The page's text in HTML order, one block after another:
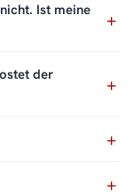
Ist meine
der